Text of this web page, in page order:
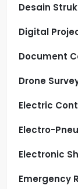
Desain
Digital
Document
Drone
Electric
Electro-
Electronic
Emergency